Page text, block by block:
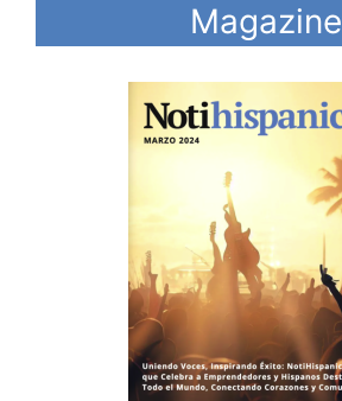
Magazine